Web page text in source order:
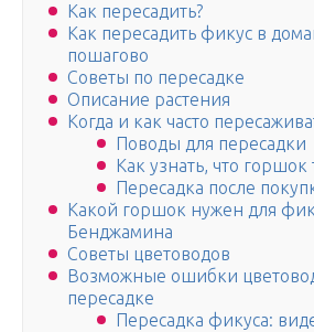
Как пересадить?
Как пересадить фикус в
пошагово
Советы по пересадке
Описание растения
Когда и как часто
Поводы для пересадки
Как узнать, что горшок
Пересадка после
Какой горшок нужен для
Бенджамина
Советы цветоводов
Возможные ошибки
пересадке
Пересадка фикуса: